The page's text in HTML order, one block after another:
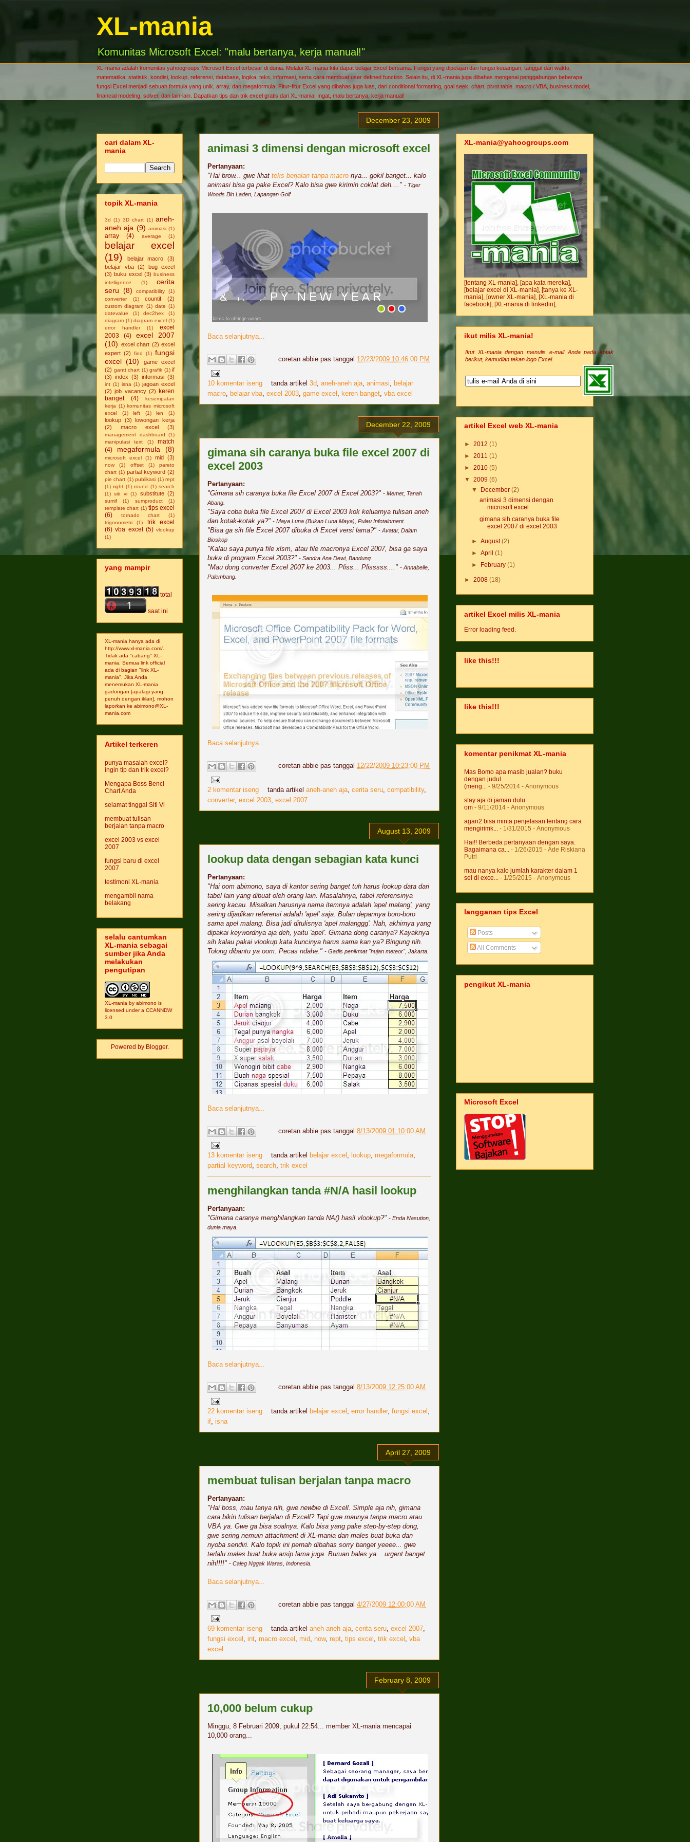
XL-mania
Komunitas Microsoft Excel: "malu bertanya, kerja manual!"
XL-mania adalah komunitas yahoogroups Microsoft Excel terbesar di dunia. Melalui XL-mania kita dapat belajar Excel bersama. Fungsi yang dipelajari dari fungsi keuangan, tanggal dan waktu,
matematika, statistik, kondisi, lookup, referensi, database, logika, teks, informasi, serta cara membuat user defined function. Selain itu, di XL-mania juga dibahas mengenai penggabungan beberapa
fungsi Excel menjadi sebuah formula yang unik, array, dan megaformula. Fitur-fitur Excel yang dibahas juga luas, dari conditional formatting, goal seek, chart, pivot table, macro / VBA, business model,
financial modeling, solver, dan lain-lain. Dapatkan tips dan trik excel gratis dari XL-mania! Ingat, malu bertanya, kerja manual!
December 23, 2009
animasi 3 dimensi dengan microsoft excel
Pertanyaan:
"Hai brow... gwe lihat teks berjalan tanpa macro nya... gokil banget... kalo
animasi bisa ga pake Excel? Kalo bisa gwe kirimin coklat deh.... " - Tiger
Woods Bin Laden, Lapangan Golf
Baca selanjutnya...
coretan abbie pas tanggal 12/23/2009 10:46:00 PM
10 komentar iseng tanda artikel 3d, aneh-aneh aja, animasi, belajar
macro, belajar vba, excel 2003, game excel , keren banget, vba excel
December 22, 2009
gimana sih caranya buka file excel 2007 di
excel 2003
Pertanyaan:
"Gimana sih caranya buka file Excel 2007 di Excel 2003?" - Memet, Tanah
Abang.
"Saya coba buka file Excel 2007 di Excel 2003 kok keluarnya tulisan aneh
dan kotak-kotak ya?" - Maya Luna (Bukan Luna Maya), Pulau Infotainment.
"Bisa ga sih file Excel 2007 dibuka di Excel versi lama?" - Avatar, Dalam
Bioskop
"Kalau saya punya file xlsm, atau file macronya Excel 2007, bisa ga saya
buka di program Excel 2003?" - Sandra Ana Dewi, Bandung
"Mau dong converter Excel 2007 ke 2003... Pliss... Plisssss...." - Annabelle,
Palembang.
Baca selanjutnya...
coretan abbie pas tanggal 12/22/2009 10:23:00 PM
2 komentar iseng tanda artikel aneh-aneh aja, cerita seru, compatibility,
converter, excel 2003, excel 2007
August 13, 2009
lookup data dengan sebagian kata kunci
Pertanyaan:
"Hai oom abimono, saya di kantor sering banget tuh harus lookup data dari
tabel lain yang dibuat oleh orang lain. Masalahnya, tabel referensinya
sering kacau. Misalkan harusnya nama itemnya adalah 'apel malang', yang
sering dijadikan referensi adalah 'apel' saja. Bulan depannya boro-boro
sama apel malang. Bisa jadi ditulisnya 'apel malanggg'. Nah, akhirnya yang
dipakai keywordnya aja deh, yaitu 'apel'. Gimana dong caranya? Kayaknya
sih kalau pakai vlookup kata kuncinya harus sama kan ya? Bingung nih.
Tolong dibantu ya oom. Pecas ndahe." - Gadis penikmat "hujan meteor", Jakarta.
Baca selanjutnya...
coretan abbie pas tanggal 8/13/2009 01:10:00 AM
13 komentar iseng tanda artikel belajar excel , lookup, megaformula,
partial keyword, search, trik excel
menghilangkan tanda #N/A hasil lookup
Pertanyaan:
"Gimana caranya menghilangkan tanda NA() hasil vlookup?" - Enda Nasution,
dunia maya.
Baca selanjutnya...
coretan abbie pas tanggal 8/13/2009 12:25:00 AM
22 komentar iseng tanda artikel belajar excel , error handler, fungsi excel ,
if, isna
April 27, 2009
membuat tulisan berjalan tanpa macro
Pertanyaan:
"Hai boss, mau tanya nih, gwe newbie di Excell. Simple aja nih, gimana
cara bikin tulisan berjalan di Excell? Tapi gwe maunya tanpa macro atau
VBA ya. Gwe ga bisa soalnya. Kalo bisa yang pake step-by-step dong,
gwe sering nemuin attachment di XL-mania dan males buat buka dan
nyoba sendiri. Kalo topik ini pernah dibahas sorry banget yeeee... gwe
terlalu males buat buka arsip lama juga. Buruan bales ya... urgent banget
nih!!!!" - Caleg Nggak Waras, Indonesia.
Baca selanjutnya...
coretan abbie pas tanggal 4/27/2009 12:00:00 AM
69 komentar iseng tanda artikel aneh-aneh aja, cerita seru, excel 2007,
fungsi excel , int, macro excel , mid, now, rept, tips excel , trik excel , vba
excel
February 8, 2009
10,000 belum cukup
Minggu, 8 Februari 2009, pukul 22:54... member XL-mania mencapai
10,000 orang...
cari dalam XL-
mania
topik XL-mania
3d (1) 3D chart (1) aneh-
aneh aja (9) animasi (1)
array (4) average (1)
belajar excel
(19)
belajar macro
(3)
belajar vba (2)
bug excel
(3) buku excel (3) business
intelligence
(1)
cerita
seru (8) compatibility
(1)
converter
(1) countif (2)
custom diagram (1) date (1)
datevalue
(1) dec2hex
(1)
diagram (1) diagram excel (1)
error handler
(1)
excel
2003
(4)
excel 2007
(10) excel chart (2) excel
expert (2) find (1) fungsi
excel (10)
game excel
(2) gantt chart (1) grafik (1) if
(3) index (3) informasi (3)
int (1) isna (1) jagoan excel
(2) job vacancy (2) keren
banget
(4)
kesempatan
kerja (1) komunitas microsoft
excel
(1) left (1) len (1)
lookup (3)
lowongan kerja
(2)
macro excel (3)
management dashboard
(1)
manipulasi text
(1)
match
(4)
megaformula (8)
microsoft excel (1) mid (3)
now (1) offset (1)
pareto
chart (1) partial keyword (2)
pie chart (1) publikasi (1) rept
(1) right (1) round (1) search
(1) siti vi (1) substitute (2)
sumif (1) sumproduct
(1)
template chart (1) tips excel
(6)
tornado chart
(1)
trigonometri
(1)
trik excel
(6) vba excel (5) vlookup
(1)
yang mampir
total
saat ini
XL-mania hanya ada di
http://www.xl-mania.com/.
Tidak ada "cabang" XL-
mania. Semua link official
ada di bagian "link XL-
mania". Jika Anda
menemukan XL-mania
gadungan [apalagi yang
penuh dengan iklan], mohon
laporkan ke abimono@XL-
mania.com
Artikel terkeren
punya masalah excel?
ingin tip dan trik excel?
Mengapa Boss Benci
Chart Anda
selamat tinggal Siti Vi
membuat tulisan
berjalan tanpa macro
excel 2003 vs excel
2007
fungsi baru di excel
2007
testimoni XL-mania
mengambil nama
belakang
selalu cantumkan
XL-mania sebagai
sumber jika Anda
melakukan
pengutipan
XL-mania by abimono is
licensed under a CCANNDW
3.0
Powered by Blogger.
XL-mania@yahoogroups.com
[tentang XL-mania], [apa kata mereka],
[belajar excel di XL-mania], [tanya ke XL-
mania], [owner XL-mania], [XL-mania di
facebook], [XL-mania di linkedin],
ikut milis XL-mania!
Ikut XL-mania dengan menulis e-mail Anda pada kotak
berikut, kemudian tekan logo Excel.
artikel Excel web XL-mania
► 2012 (1)
► 2011 (1)
► 2010 (5)
▼ 2009 (6)
▼
December(2)
animasi 3 dimensi dengan
microsoft excel
gimana sih caranya buka file
excel 2007 di excel 2003
►August(2)
►April(1)
►
February(1)
► 2008 (18)
artikel Excel milis XL-mania
Error loading feed.
like this!!!
like this!!!
komentar penikmat XL-mania
Mas Bomo apa masib jualan? buku
dengan judul
(meng...
- 9/25/2014 - Anonymous
stay aja di jaman dulu
om - 9/11/2014 - Anonymous
agan2 bisa minta penjelasan tentang cara
mengirimk...
- 1/31/2015 - Anonymous
Hai!! Berbeda pertanyaan dengan saya.
Bagaimana ca...
- 1/26/2015 - Ade Riskiana
Putri
mau nanya kalo jumlah karakter dalam 1
sel di exce...
- 1/25/2015 - Anonymous
langganan tips Excel
Posts
All Comments
pengikut XL-mania
Microsoft Excel